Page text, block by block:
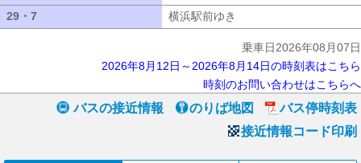
29・7
横浜駅前ゆき
乗車日2026年08月07日
2026年8月12日～2026年8月14日の時刻表はこちら
時刻のお問い合わせはこちらへ
バスの接近情報 のりば地図
バス停時刻表
接近情報コード印刷